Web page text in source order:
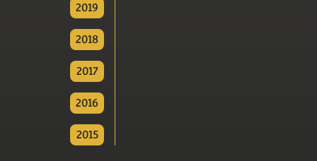
2019
2018
2017
2016
2015